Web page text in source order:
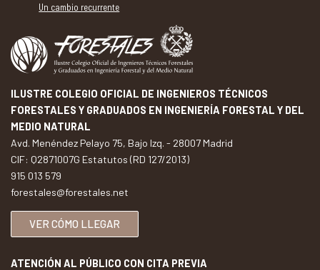
Un cambio recurrente
ILUSTRE COLEGIO OFICIAL DE INGENIEROS TÉCNICOS
FORESTALES Y GRADUADOS EN INGENIERÍA FORESTAL Y DEL
MEDIO NATURAL
Avd. Menéndez Pelayo 75, Bajo Izq. - 28007 Madrid
CIF: Q2871007G Estatutos (RD 127/2013)
915 013 579
forestales@forestales.net
VER CÓMO LLEGAR
ATENCIÓN AL PÚBLICO CON CITA PREVIA